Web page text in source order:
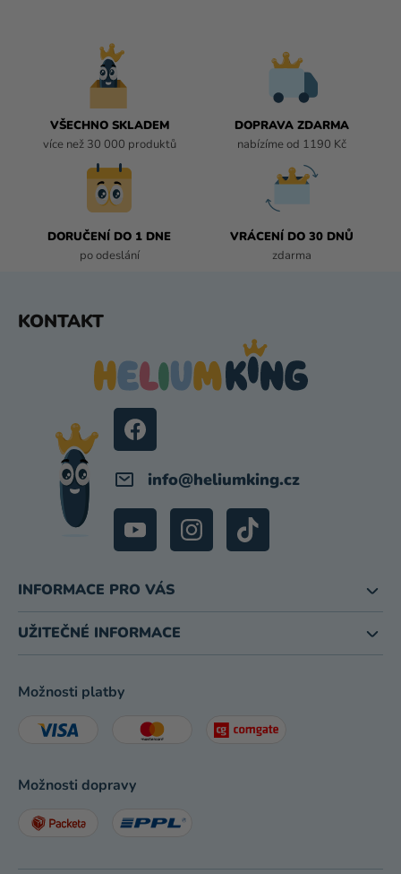
VŠECHNO SKLADEM
více než 30 000 produktů
DOPRAVA ZDARMA
nabízíme od 1190 Kč
DORUČENÍ DO 1 DNE
po odeslání
VRÁCENÍ DO 30 DNŮ
zdarma
KONTAKT
info@heliumking.cz
INFORMACE PRO VÁS
UŽITEČNÉ INFORMACE
Možnosti platby
Možnosti dopravy